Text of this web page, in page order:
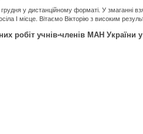
у дистанційному форматі. У
І місце. Вітаємо Вікторію з високим
робіт учнів-членів МАН України